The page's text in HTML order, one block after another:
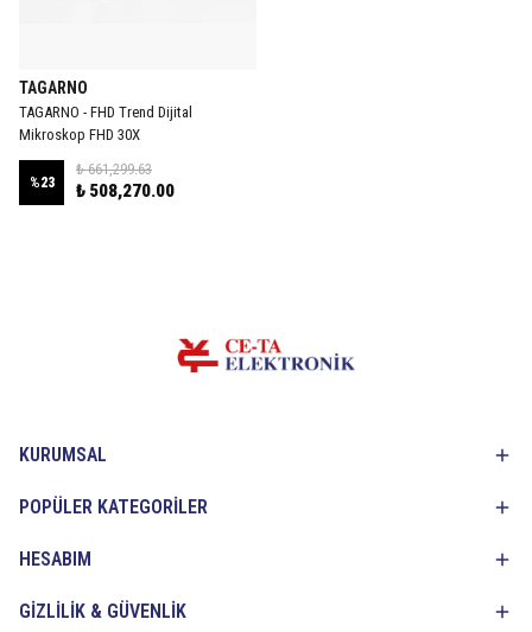
TAGARNO
TAGARNO - FHD Trend Dijital
Mikroskop FHD 30X
%23
₺ 661,299.63
₺ 508,270.00
KURUMSAL
POPÜLER KATEGORİLER
HESABIM
GİZLİLİK & GÜVENLİK